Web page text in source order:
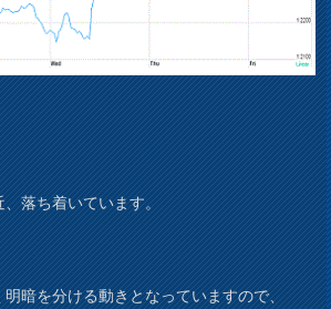
落ち着いています。
暗を分ける動きとなっていますので、